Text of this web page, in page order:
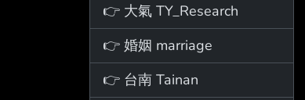
👉 大氣 TY_Research
👉 婚姻 marriage
👉 台南 Tainan